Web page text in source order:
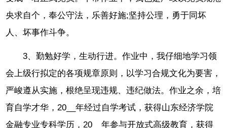
央求自个，奉公守法，乐善好施;坚持公理，勇于同坏
人、坏事作斗争。
3、勤勉好学，生动行进。作业中，我仔细地学习领
会上级行拟定的各项规章原则，以学习合规文化为要害，
严峻遵从实施，根绝呈现违规、违纪做法。作业之余，培
育自学才华，20__年经过自学考试，获得山东经济学院
金融专业专科学历，20__年参与开放式高级教育，获得